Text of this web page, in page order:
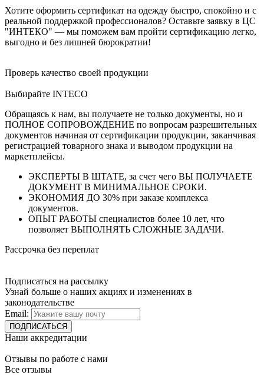
Хотите оформить сертификат на одежду быстро, спокойно и с
реальной поддержкой профессионалов? Оставьте заявку в ЦС
"ИНТЕКО" — мы поможем вам пройти сертификацию легко,
выгодно и без лишней бюрократии!
Проверь качество своей продукции
Выбирайте INTECO
Обращаясь к нам, вы получаете не только документы, но и
ПОЛНОЕ СОПРОВОЖДЕНИЕ по вопросам разрешительных
документов начиная от сертификации продукции, заканчивая
регистрацией товарного знака и выводом продукции на
маркетплейсы.
ЭКСПЕРТЫ В ШТАТЕ, за счет чего ВЫ ПОЛУЧАЕТЕ
ДОКУМЕНТ В МИНИМАЛЬНОЕ СРОКИ.
ЭКОНОМИЯ ДО 30% при заказе комплекса
документов.
ОПЫТ РАБОТЫ специалистов более 10 лет, что
позволяет ВЫПОЛНЯТЬ СЛОЖНЫЕ ЗАДАЧИ.
Рассрочка без переплат
Подписаться на рассылку
Узнай больше о наших акциях и изменениях в
законодательстве
Email:
Наши аккредитации
Отзывы по работе с нами
Все отзывы